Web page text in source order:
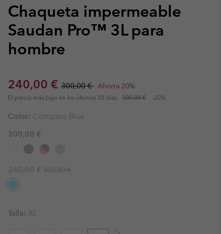
Chaqueta impermeable
Saudan Pro™ 3L para
hombre
Sale price:
240,00 € Regular price:
300,00 € Ahorra 20%
El precio más bajo en los últimos 30 días: 300,00 € -20%
Color: Compass Blue
300,00 €
Sale price:
240,00 € Regular price:
300,00 €
Talla: XL